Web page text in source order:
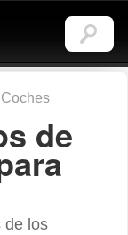
Coches
de
de los